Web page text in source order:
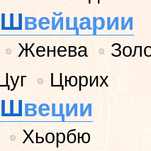
Швейцарии
• Женева •
• Цюрих
Швеции
• Хьорбю